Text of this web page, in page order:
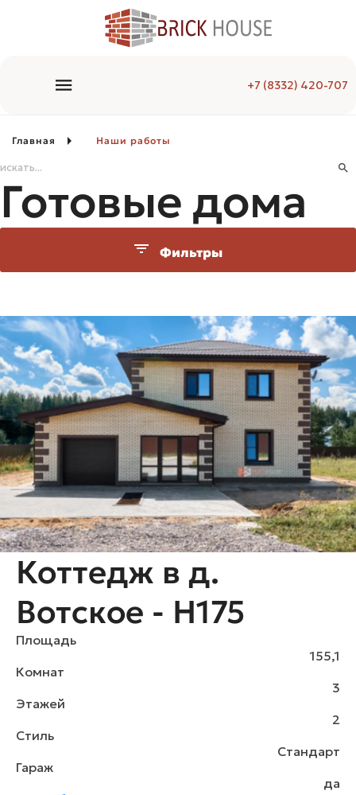
+7 (8332) 420-707
Главная Наши работы
Готовые дома
Фильтры
Комнат Этажей Стиль Гараж
Коттедж в д.
Вотское - H175
Площадь
155,1
Комнат
3
Этажей
2
Стиль
Стандарт
Гараж
да